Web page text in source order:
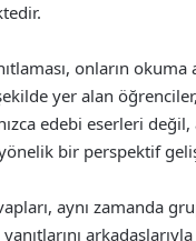
onların
yer alan
edebi eserleri
bir perspektif
aynı zamanda